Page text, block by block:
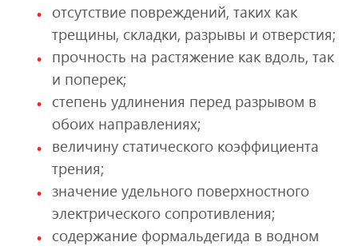
отсутствие повреждений, таких как
трещины, складки, разрывы и отверстия;
прочность на растяжение как вдоль, так
и поперек;
степень удлинения перед разрывом в
обоих направлениях;
величину статического коэффициента
трения;
значение удельного поверхностного
электрического сопротивления;
содержание формальдегида в водном